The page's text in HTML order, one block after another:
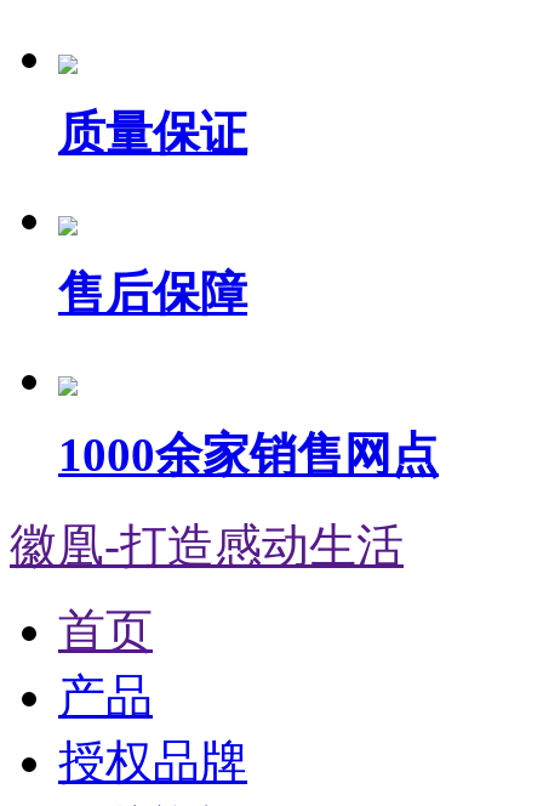
质量保证
售后保障
1000余家销售网点
徽凰-打造感动生活
首页
产品
授权品牌